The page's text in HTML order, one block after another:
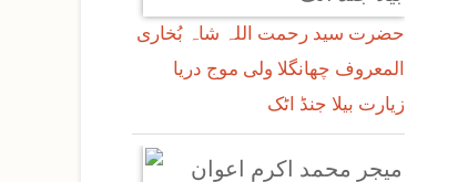
حضرت سید رحمت اللہ شاہ بُخاری
المعروف چھانگلا ولی موج دریا
زیارت بیلا جنڈ اٹک